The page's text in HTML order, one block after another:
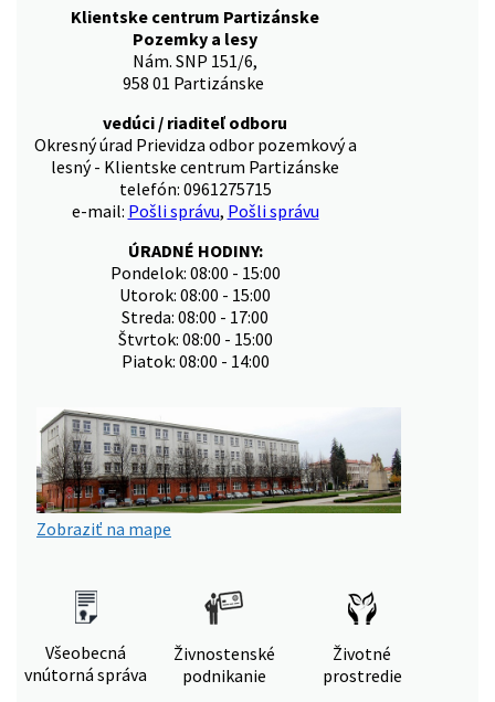
Klientske centrum Partizánske
Pozemky a lesy
Nám. SNP 151/6,
958 01 Partizánske
vedúci / riaditeľ odboru
Okresný úrad Prievidza odbor pozemkový a
lesný - Klientske centrum Partizánske
telefón: 0961275715
e-mail: Pošli správu, Pošli správu
ÚRADNÉ HODINY:
Pondelok: 08:00 - 15:00
Utorok: 08:00 - 15:00
Streda: 08:00 - 17:00
Štvrtok: 08:00 - 15:00
Piatok: 08:00 - 14:00
Zobraziť na mape
Všeobecná
vnútorná správa
Živnostenské
podnikanie
Životné
prostredie